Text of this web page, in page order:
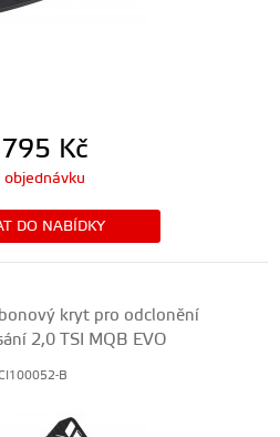
Kč
objednávku
DO NABÍDKY
kryt pro odclonění
2,0 TSI MQB EVO
B